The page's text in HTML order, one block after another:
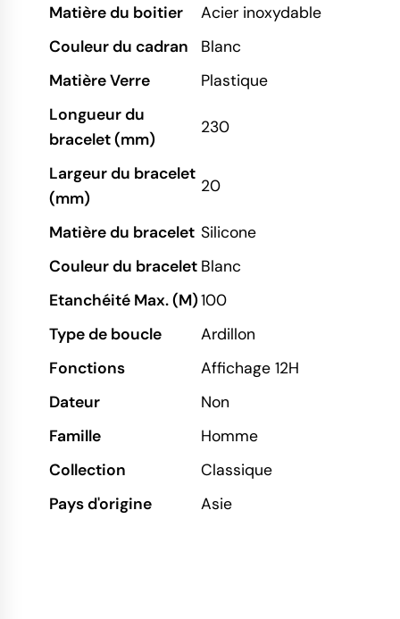
Matière du boitier
Acier inoxydable
Couleur du cadran
Blanc
Matière Verre
Plastique
Longueur du
bracelet (mm)
230
Largeur du bracelet
(mm)
20
Matière du bracelet Silicone
Couleur du bracelet Blanc
Etanchéité Max. (M)100
Type de boucle
Ardillon
Fonctions
Affichage 12H
Dateur
Non
Famille
Homme
Collection
Classique
Pays d'origine
Asie